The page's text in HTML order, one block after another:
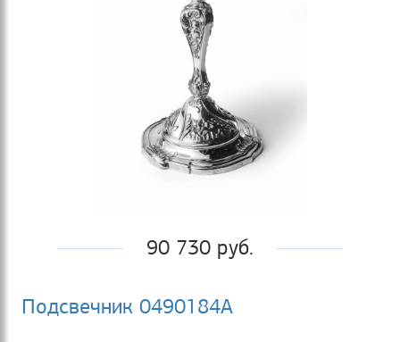
90 730 руб.
Подсвечник 0490184А